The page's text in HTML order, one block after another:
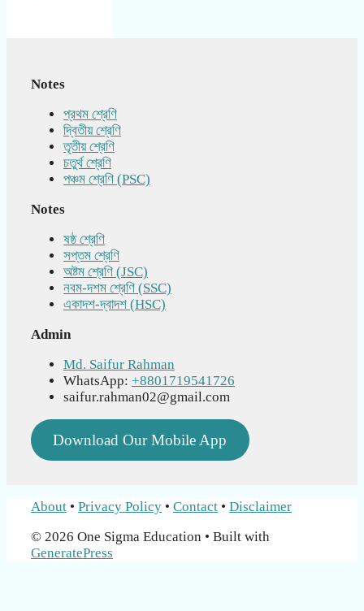
Notes
প্রথম শ্রেণি
দ্বিতীয় শ্রেণি
তৃতীয় শ্রেণি
চতুর্থ শ্রেণি
পঞ্চম শ্রেণি (PSC)
Notes
ষষ্ঠ শ্রেণি
সপ্তম শ্রেণি
অষ্টম শ্রেণি (JSC)
নবম-দশম শ্রেণি (SSC)
একাদশ-দ্বাদশ (HSC)
Admin
Md. Saifur Rahman
WhatsApp: +8801719541726
saifur.rahman02@gmail.com
Download Our Mobile App
About • Privacy Policy • Contact • Disclaimer
© 2026 One Sigma Education • Built with
GeneratePress